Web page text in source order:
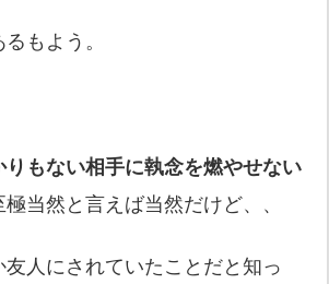
もよう。
りもない相手に執念を燃やせない
当然と言えば当然だけど、、
人にされていたことだと知っ